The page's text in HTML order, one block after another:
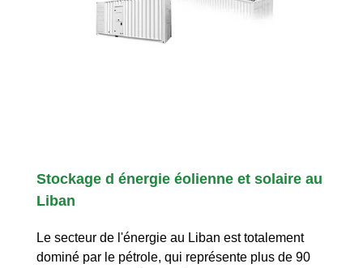
Stockage d énergie éolienne et solaire au
Liban
Le secteur de l'énergie au Liban est totalement
dominé par le pétrole, qui représente plus de 90